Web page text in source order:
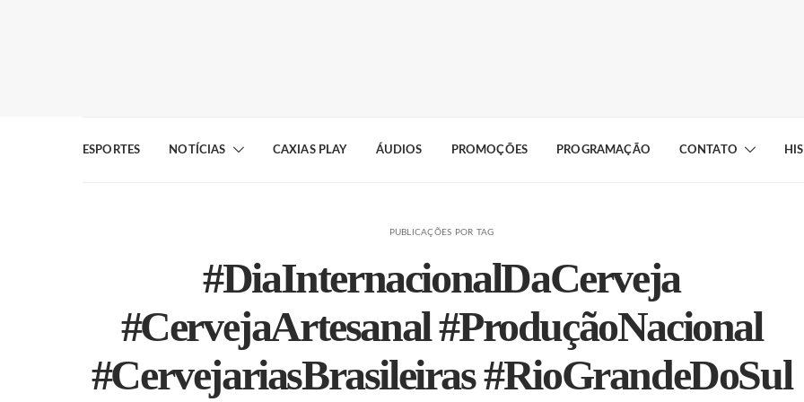
ESPORTES NOTÍCIAS CAXIAS PLAY ÁUDIOS PROMOÇÕES PROGRAMAÇÃO CONTATO
PUBLICAÇÕES POR TAG
#DiaInternacionalDaCerveja
#CervejaArtesanal #ProduçãoNacional
#CervejariasBrasileiras #RioGrandeDoSul